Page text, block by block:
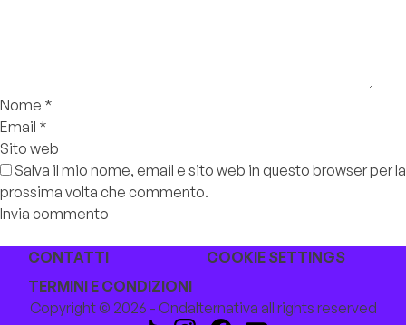
Nome *
Email *
Sito web
Salva il mio nome, email e sito web in questo browser per la
prossima volta che commento.
CONTATTI
COOKIE SETTINGS
TERMINI E CONDIZIONI
Copyright © 2026 - Ondalternativa all rights reserved